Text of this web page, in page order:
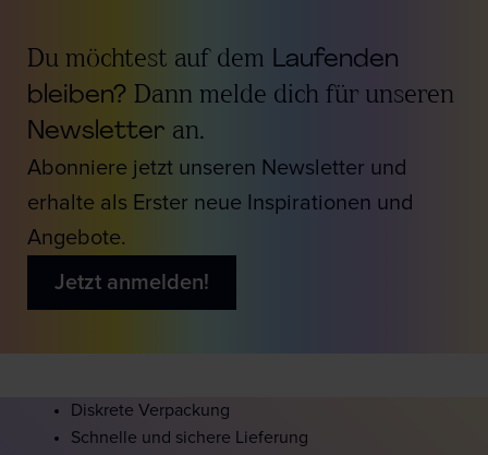
Du möchtest auf dem Laufenden
bleiben? Dann melde dich für unseren
Newsletter an.
Abonniere jetzt unseren Newsletter und
erhalte als Erster neue Inspirationen und
Angebote.
Jetzt anmelden!
Diskrete Verpackung
Schnelle und sichere Lieferung